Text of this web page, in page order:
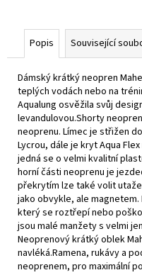
Popis Související
Dámský krátký neopren
teplých vodách nebo na
Aqualung osvěžila svůj
levandulovou.Shorty
neoprenu. Límec je střižen
Lycrou, dále je kryt Aqua
jedná se o velmi kvalitní
horní části neoprenu je
překrytím lze také volit
jako obvykle, ale
který se roztřepí nebo
jsou malé manžety s velmi
Neoprenový krátký oblek
navléká.Ramena, rukávy a
neoprenem, pro maximální